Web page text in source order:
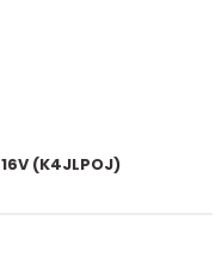
16V (K4JLPOJ)